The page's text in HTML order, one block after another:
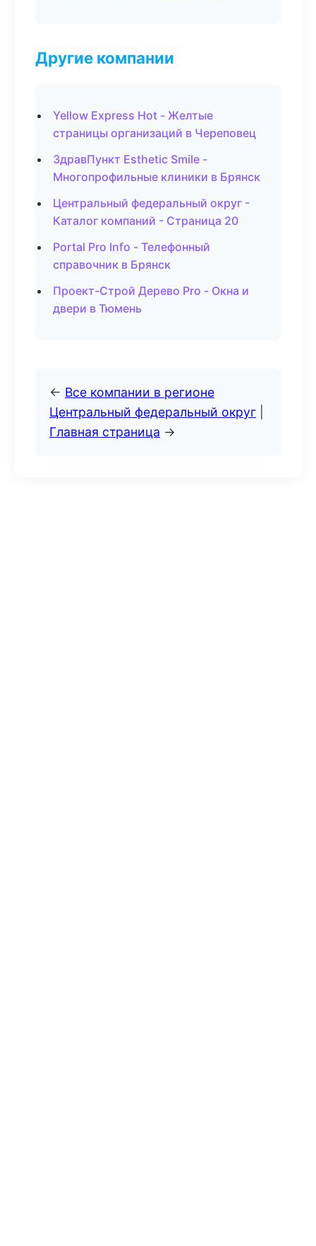
Другие компании
Yellow Express Hot - Желтые
страницы организаций в Череповец
ЗдравПункт Esthetic Smile -
Многопрофильные клиники в Брянск
Центральный федеральный округ -
Каталог компаний - Страница 20
Portal Pro Info - Телефонный
справочник в Брянск
Проект-Строй Дерево Pro - Окна и
двери в Тюмень
← Все компании в регионе
Центральный федеральный округ
Главная страница →